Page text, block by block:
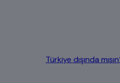
Türkiye dışında